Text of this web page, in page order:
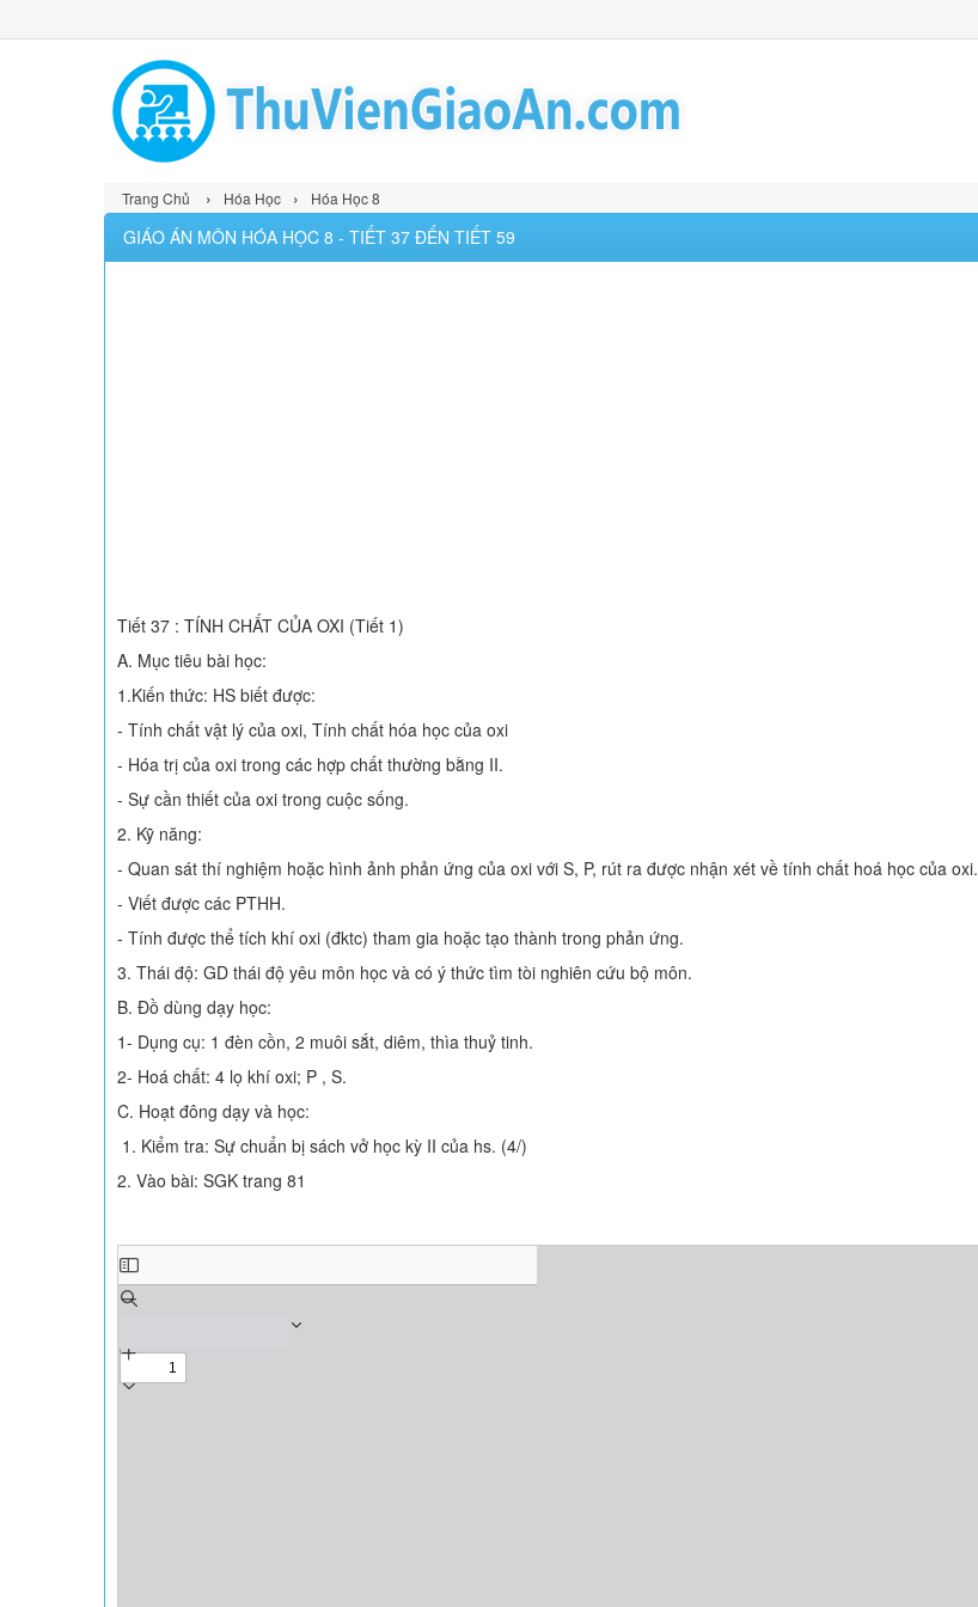
Trang Chủ › Hóa Học › Hóa Học 8
GIÁO ÁN MÔN HÓA HỌC 8 - TIẾT 37 ĐẾN TIẾT 59
Tiết 37 : TÍNH CHẤT CỦA OXI (Tiết 1)
A. Mục tiêu bài học:
1.Kiến thức: HS biết được:
- Tính chất vật lý của oxi, Tính chất hóa học của oxi
- Hóa trị của oxi trong các hợp chất thường bằng II.
- Sự cần thiết của oxi trong cuộc sống.
2. Kỹ năng:
- Quan sát thí nghiệm hoặc hình ảnh phản ứng của oxi với S, P, rút ra được nhận xét về tính chất hoá học của oxi.
- Viết được các PTHH.
- Tính được thể tích khí oxi (đktc) tham gia hoặc tạo thành trong phản ứng.
3. Thái độ: GD thái độ yêu môn học và có ý thức tìm tòi nghiên cứu bộ môn.
B. Đồ dùng dạy học:
1- Dụng cụ: 1 đèn cồn, 2 muôi sắt, diêm, thìa thuỷ tinh.
2- Hoá chất: 4 lọ khí oxi; P , S.
C. Hoạt đông dạy và học:
1. Kiểm tra: Sự chuẩn bị sách vở học kỳ II của hs. (4/)
2. Vào bài: SGK trang 81